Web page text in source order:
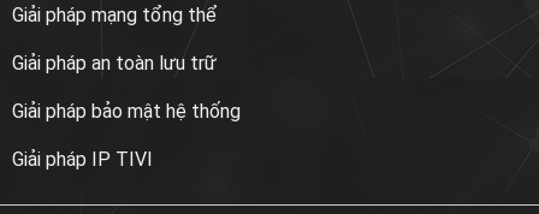
Giải pháp mạng tổng thể
Giải pháp an toàn lưu trữ
Giải pháp bảo mật hệ thống
Giải pháp IP TIVI